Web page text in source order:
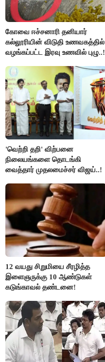
கோவை ஈச்சனாரி தனியார்
கல்லூரியின் விடுதி உணவகத்தில்
வழங்கப்பட்ட இரவு உணவில் புழு..!
'வெற்றி தறி' விற்பனை
நிலையங்களை தொடங்கி
வைத்தார் முதலமைச்சர் விஜய்..!
12 வயது சிறுமியை சீரழித்த
இளைஞருக்கு 10 ஆண்டுகள்
கடுங்காவல் தண்டனை!